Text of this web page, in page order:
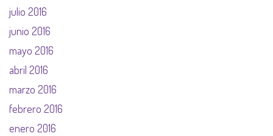
julio 2016
junio 2016
mayo 2016
abril 2016
marzo 2016
febrero 2016
enero 2016